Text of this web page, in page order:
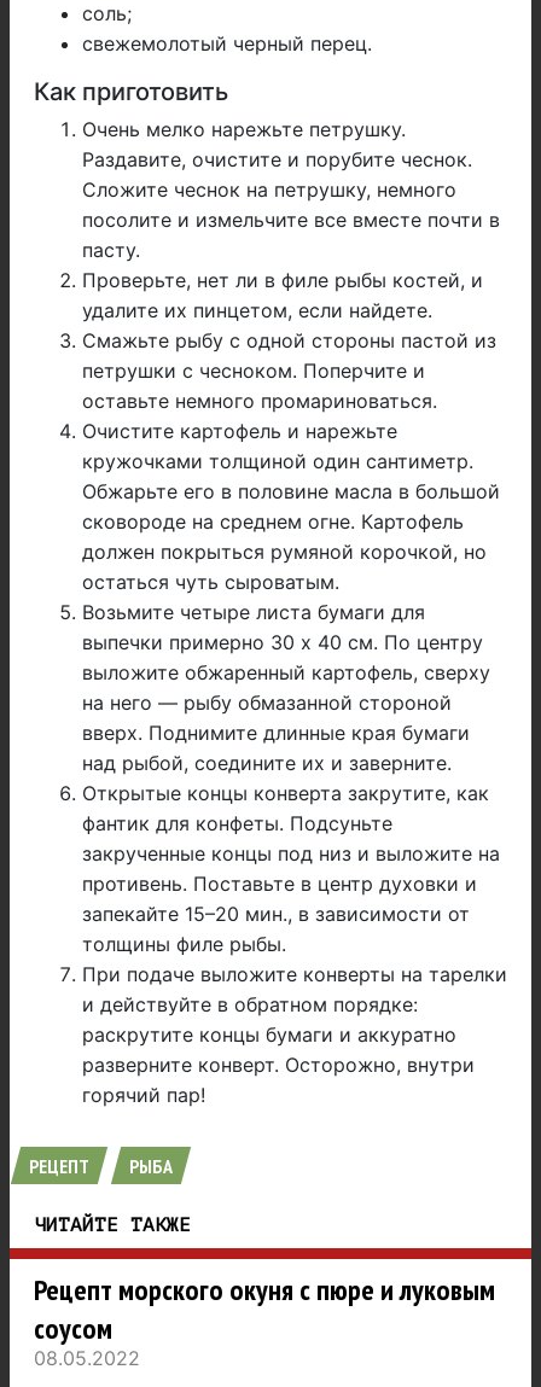
соль;
свежемолотый черный перец.
Как приготовить
Очень мелко нарежьте петрушку.
Раздавите, очистите и порубите чеснок.
Сложите чеснок на петрушку, немного
посолите и измельчите все вместе почти в
пасту.
Проверьте, нет ли в филе рыбы костей, и
удалите их пинцетом, если найдете.
Смажьте рыбу с одной стороны пастой из
петрушки с чесноком. Поперчите и
оставьте немного промариноваться.
Очистите картофель и нарежьте
кружочками толщиной один сантиметр.
Обжарьте его в половине масла в большой
сковороде на среднем огне. Картофель
должен покрыться румяной корочкой, но
остаться чуть сыроватым.
Возьмите четыре листа бумаги для
выпечки примерно 30 х 40 см. По центру
выложите обжаренный картофель, сверху
на него — рыбу обмазанной стороной
вверх. Поднимите длинные края бумаги
над рыбой, соедините их и заверните.
Открытые концы конверта закрутите, как
фантик для конфеты. Подсуньте
закрученные концы под низ и выложите на
противень. Поставьте в центр духовки и
запекайте 15–20 мин., в зависимости от
толщины филе рыбы.
При подаче выложите конверты на тарелки
и действуйте в обратном порядке:
раскрутите концы бумаги и аккуратно
разверните конверт. Осторожно, внутри
горячий пар!
РЕЦЕПТ РЫБА
ЧИТАЙТЕ ТАКЖЕ
Рецепт морского окуня с пюре и луковым
соусом
08.05.2022